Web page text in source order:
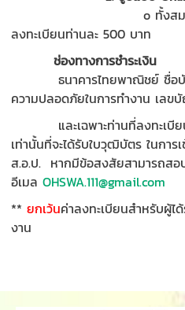
o ทั้งสมาชิกและบุ
ลงทะเบียนท่านละ 500 บาท
ช่องทางการชำระเงิน
ธนาคารไทยพาณิชย์ ชื่อบัญ
ความปลอดภัยในการทำงาน เลข
และเฉพาะท่านที่ลงทะเบียน
เท่านั้นที่จะได้รับใบวุฒิบัตร ในการ
ส.อ.ป. หากมีข้อสงสัยสามารถสอ
อีเมลOHSWA.111@gmail.com
**ยกเว้นค่าลงทะเบียนสำหรับผู้ไ
งาน